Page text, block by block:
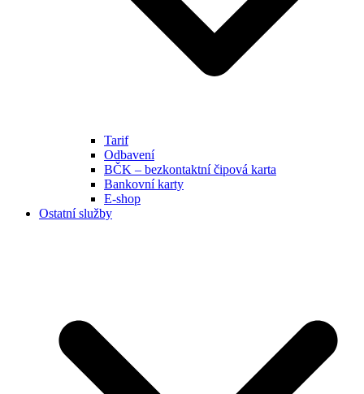
Tarif
Odbavení
BČK – bezkontaktní čipová karta
Bankovní karty
E-shop
Ostatní služby